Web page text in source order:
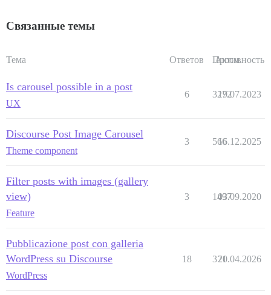
Связанные темы
Тема Ответов Просм.
Активность
Is carousel possible in a post
UX
6 3272
19.07.2023
Discourse Post Image Carousel
Theme component
3 566
16.12.2025
Filter posts with images (gallery
view)
Feature
3 1497
03.09.2020
Pubblicazione post con galleria
WordPress su Discourse
WordPress
18 371
20.04.2026